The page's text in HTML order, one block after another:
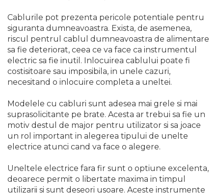
Pistol de Suflat Pneumatic
Slefuitor Pneumatic
Ciocan Pneumatic
Pistol de Umflat Cauciucuri
cu Manometru
Pistol Pneumatic Pentru
Popnituri
Pistol de Antifonat
Pistol Pneumatic Pentru
Surubelnita pneumatica si
pistol pneumatic de insurubat
Cablurile pot prezenta pericole potentiale pentru
siguranta dumneavoastra. Exista, de asemenea,
riscul pentrul cablul dumneavoastra de alimentare
sa fie deteriorat, ceea ce va face ca instrumentul
electric sa fie inutil. Inlocuirea cablului poate fi
costisitoare sau imposibila, in unele cazuri,
necesitand o inlocuire completa a uneltei.
Modelele cu cabluri sunt adesea mai grele si mai
suprasolicitante pe brate. Acesta ar trebui sa fie un
motiv destul de major pentru utilizator si sa joace
un rol important in alegerea tipului de unelte
electrice atunci cand va face o alegere.
Uneltele electrice fara fir sunt o optiune excelenta,
deoarece permit o libertate maxima in timpul
utilizarii si sunt deseori usoare. Aceste instrumente